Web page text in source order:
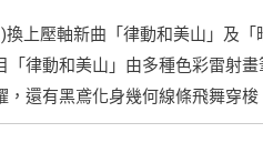
上壓軸新曲「律動和美山」及
律動和美山」由多種色彩雷射
還有黑鳶化身幾何線條飛舞穿梭